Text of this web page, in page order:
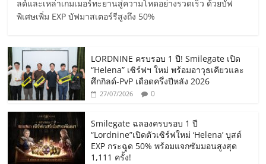
ลด์และเหล่าเกมเมอร์ทะยานสู่ความโหดอย่างรวดเร็ว ด้วยบัฟ
พิเศษเพิ่ม EXP บัฟมาสเตอร์รีสูงถึง 50%
LORDNINE ครบรอบ 1 ปี! Smilegate เปิด
“Helena” เซิร์ฟฯ ใหม่ พร้อมอาวุธเคียวและ
ศึกกิลด์-PvP เดือดครึ่งปีหลัง 2026
27/07/2026 0
Smilegate ฉลองครบรอบ 1 ปี
“Lordnine”เปิดตัวเซิร์ฟใหม่ ‘Helena’ บูสต์
EXP กระฉูด 50% พร้อมแจกซัมมอนสูงสุด
1,111 ครั้ง!